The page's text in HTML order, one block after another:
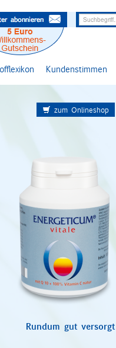
Kundenstimmen
zum Onlineshop
Rundum gut versorgt